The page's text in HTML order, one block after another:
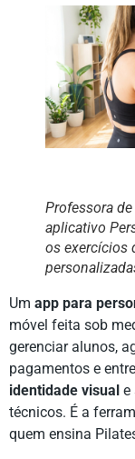
Professora
aplicativo
os exercícios
Um app para
móvel feita sob
gerenciar alunos,
pagamentos e
identidade visual e
técnicos. É a
quem ensina